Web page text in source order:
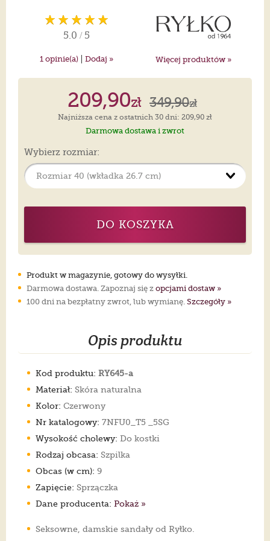
5.0 / 5
1 opinie(a) | Dodaj » Więcej produktów »
209,90zł 349,90zł
Najniższa cena z ostatnich 30 dni: 209,90 zł
Darmowa dostawa i zwrot
Wybierz rozmiar:
DO KOSZYKA
Produkt w magazynie, gotowy do wysyłki.
Darmowa dostawa. Zapoznaj się z opcjami dostaw »
100 dni na bezpłatny zwrot, lub wymianę. Szczegóły »
Opis produktu
Kod produktu: RY645-a
Materiał: Skóra naturalna
Kolor: Czerwony
Nr katalogowy: 7NFU0_T5 _5SG
Wysokość cholewy: Do kostki
Rodzaj obcasa: Szpilka
Obcas (w cm): 9
Zapięcie: Sprzączka
Dane producenta: Pokaż »
Seksowne, damskie sandały od Ryłko.